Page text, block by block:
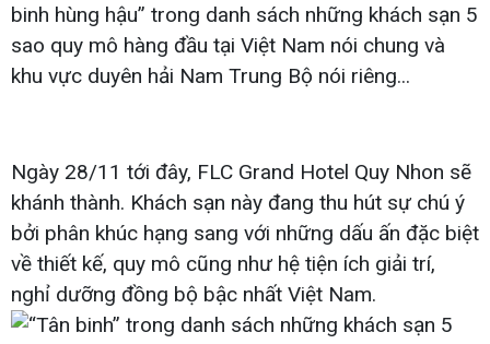
binh hùng hậu” trong danh sách những khách sạn 5
sao quy mô hàng đầu tại Việt Nam nói chung và
khu vực duyên hải Nam Trung Bộ nói riêng...
Ngày 28/11 tới đây, FLC Grand Hotel Quy Nhon sẽ
khánh thành. Khách sạn này đang thu hút sự chú ý
bởi phân khúc hạng sang với những dấu ấn đặc biệt
về thiết kế, quy mô cũng như hệ tiện ích giải trí,
nghỉ dưỡng đồng bộ bậc nhất Việt Nam.